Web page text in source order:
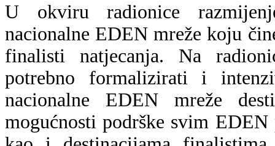
U okviru radionice
nacionalne EDEN mreže koju
finalisti natjecanja. Na
potrebno formalizirati i
nacionalne EDEN mreže
mogućnosti podrške svim